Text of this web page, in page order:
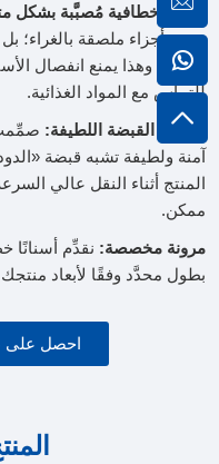
أسنان خطافية مُصبَّبة بشكل
مجرد أجزاء ملصقة
الحزام. وهذا يمنع انفصال
للتماس مع المواد الغذائية.
هندسة القبضة اللطيفة: صمِّمت
آمنة ولطيفة تشبه قبضة
المنتج أثناء النقل عالي
ممكن.
مرونة مخصصة: نقدِّم أسنانًا
بطول محدَّد وفقًا لأبعاد
احصل